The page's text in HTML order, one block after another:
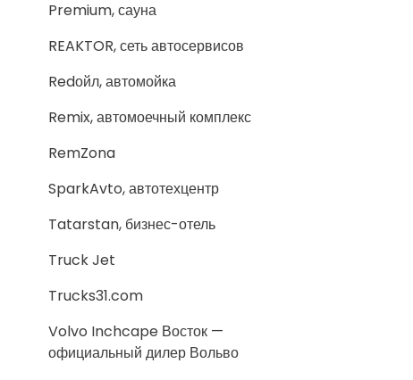
Premium, сауна
REAKTOR, сеть автосервисов
Redойл, автомойка
Remix, автомоечный комплекс
RemZona
SparkAvto, автотехцентр
Tatarstan, бизнес-отель
Truck Jet
Trucks31.com
Volvo Inchcape Восток —
официальный дилер Вольво